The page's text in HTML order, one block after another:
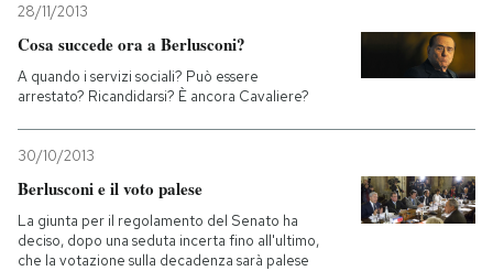
Tecnologia
Internet
Scienza
Economia
Sport
Mondiali calcio 2026
28/11/2013
Cosa succede ora a Berlusconi?
A quando i servizi sociali? Può essere
arrestato? Ricandidarsi? È ancora Cavaliere?
30/10/2013
Berlusconi e il voto palese
La giunta per il regolamento del Senato ha
deciso, dopo una seduta incerta fino all'ultimo,
che la votazione sulla decadenza sarà palese